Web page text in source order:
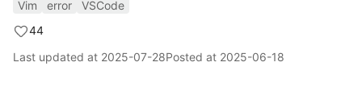
Vim error
VSCode
44
Last updated at 2025-07-28Posted at 2025-06-18